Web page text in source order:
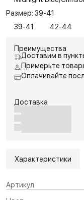
Размер: 39-41
39-41
42-44
Преимущества
Доставим в
Примерьте
Оплачивайте
Доставка
Характеристики
Артикул